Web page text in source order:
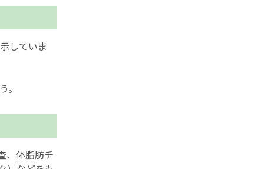
していま
。
、体脂肪チ